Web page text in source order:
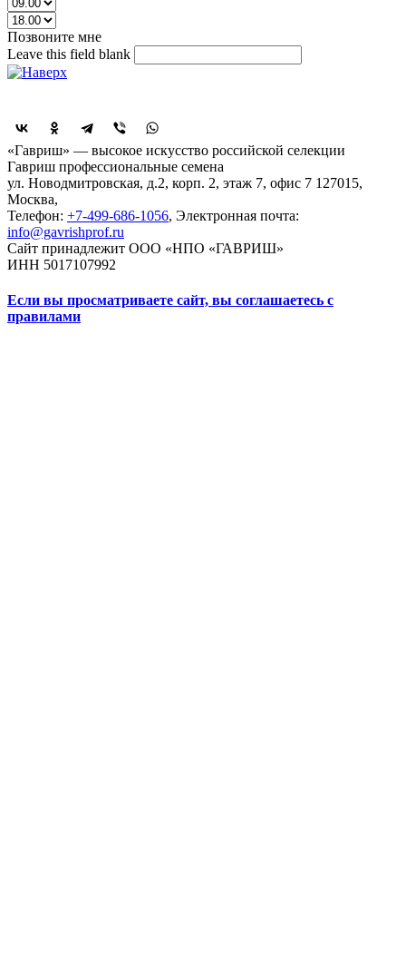
Позвоните мне
Leave this field blank
«Гавриш» — высокое искусство российской селекции
Гавриш профессиональные семена
ул. Новодмитровская, д.2, корп. 2, этаж 7, офис 7 127015,
Москва,
Телефон: +7-499-686-1056, Электронная почта:
info@gavrishprof.ru
Сайт принадлежит ООО «НПО «ГАВРИШ»
ИНН 5017107992
Если вы просматриваете сайт, вы соглашаетесь с
правилами